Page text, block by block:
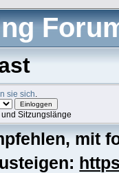
sie sich
Sitzungslänge
mit